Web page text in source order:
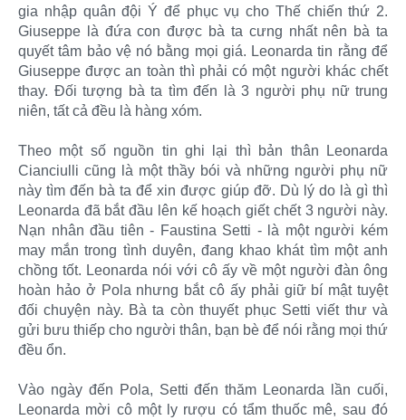
gia nhập quân đội Ý để phục vụ cho Thế chiến thứ 2.
Giuseppe là đứa con được bà ta cưng nhất nên bà ta
quyết tâm bảo vệ nó bằng mọi giá. Leonarda tin rằng để
Giuseppe được an toàn thì phải có một người khác chết
thay. Đối tượng bà ta tìm đến là 3 người phụ nữ trung
niên, tất cả đều là hàng xóm.
Theo một số nguồn tin ghi lại thì bản thân Leonarda
Cianciulli cũng là một thầy bói và những người phụ nữ
này tìm đến bà ta để xin được giúp đỡ. Dù lý do là gì thì
Leonarda đã bắt đầu lên kế hoạch giết chết 3 người này.
Nạn nhân đầu tiên - Faustina Setti - là một người kém
may mắn trong tình duyên, đang khao khát tìm một anh
chồng tốt. Leonarda nói với cô ấy về một người đàn ông
hoàn hảo ở Pola nhưng bắt cô ấy phải giữ bí mật tuyệt
đối chuyện này. Bà ta còn thuyết phục Setti viết thư và
gửi bưu thiếp cho người thân, bạn bè để nói rằng mọi thứ
đều ổn.
Vào ngày đến Pola, Setti đến thăm Leonarda lần cuối,
Leonarda mời cô một ly rượu có tẩm thuốc mê, sau đó